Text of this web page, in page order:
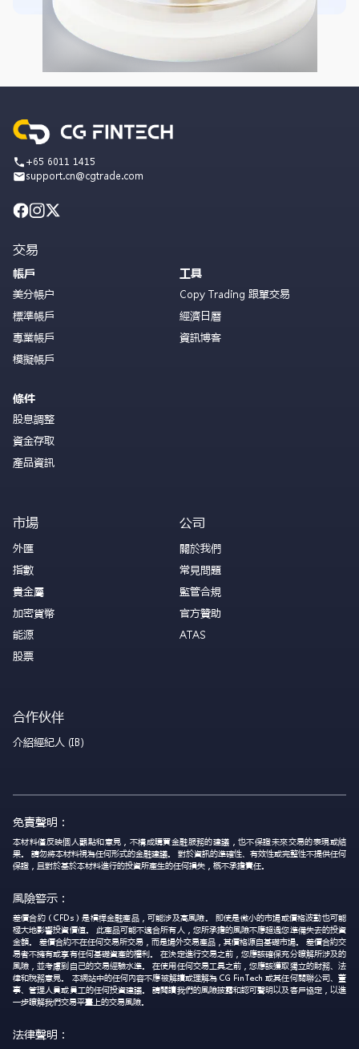
+65 6011 1415
support.cn@cgtrade.com
交易
帳戶
美分帳户
標準帳戶
專業帳戶
模擬帳戶
條件
股息調整
資金存取
產品資訊
工具
Copy Trading 跟單交易
經濟日曆
資訊博客
市場
外匯
指數
貴金屬
加密貨幣
能源
股票
公司
關於我們
常見問題
監管合規
官方贊助
ATAS
合作伙伴
介紹經紀人 (IB)
免責聲明：
本材料僅反映個人觀點和意見，不構成購買金融服務的建議，也不保證未來交易的表現或結
果。 請勿將本材料視為任何形式的金融建議。 對於資訊的準確性、有效性或完整性不提供任何
保證，且對於基於本材料進行的投資所產生的任何損失，概不承擔責任。
風險警示：
差價合約（CFDs）是槓桿金融產品，可能涉及高風險。 即使是微小的市場或價格波動也可能
極大地影響投資價值。 此產品可能不適合所有人，您所承擔的風險不應超過您準備失去的投資
金額。 差價合約不在任何交易所交易，而是場外交易產品，其價格源自基礎市場。 差價合約交
易者不擁有或享有任何基礎資產的權利。 在決定進行交易之前，您應該確保充分瞭解所涉及的
風險，並考慮到自己的交易經驗水準。 在使用任何交易工具之前，您應該獲取獨立的財務、法
律和稅務意見。 本網站中的任何內容不應被解讀或理解為 CG FinTech 或其任何關聯公司、董
事、管理人員或員工的任何投資建議。 請閱讀我們的風險披露和認可聲明以及客戶協定，以進
一步瞭解我們交易平臺上的交易風險。
法律聲明：